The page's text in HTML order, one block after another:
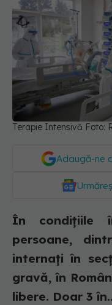
Terapie Intensivă Foto:
Adaugă-ne
În condițiile
persoane,
internați în
gravă, în
libere. Doar 3